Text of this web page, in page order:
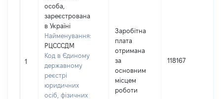
1
особа,
зареєстрована
в Україні
Найменування:
РЦСССДМ
Код в Єдиному
державному
реєстрі
юридичних
осіб, фізичних
Заробітна
плата
отримана
за
основним
місцем
роботи
118167